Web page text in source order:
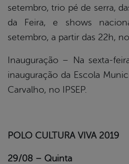
setembro, trio pé de serra,
da Feira, e shows
setembro, a partir das 22h,
Inauguração – Na sexta-
inauguração da Escola
Carvalho, no IPSEP.
POLO CULTURA VIVA 2019
29/08 – Quinta